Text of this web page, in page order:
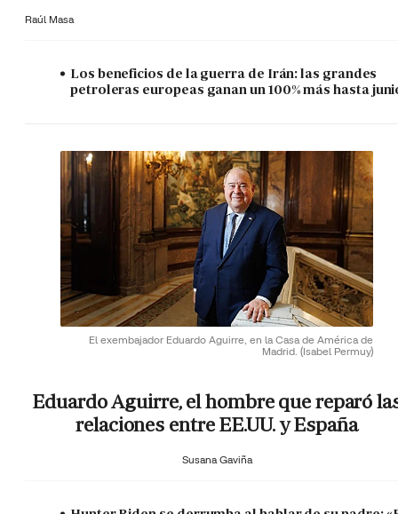
Raúl Masa
Los beneficios de la guerra de Irán: las grandes
petroleras europeas ganan un 100% más hasta
El exembajador Eduardo Aguirre, en la Casa de América de
Madrid. (Isabel Permuy)
Eduardo Aguirre, el hombre que reparó
relaciones entre EE.UU. y España
Susana Gaviña